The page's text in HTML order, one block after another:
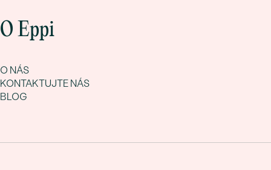
O Eppi
O NÁS
KONTAKTUJTE NÁS
BLOG